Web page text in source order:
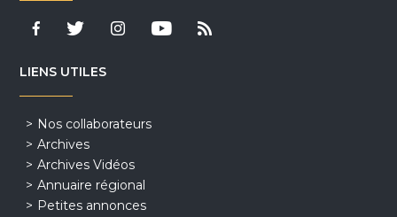
LIENS UTILES
Nos collaborateurs
Archives
Archives Vidéos
Annuaire régional
Petites annonces